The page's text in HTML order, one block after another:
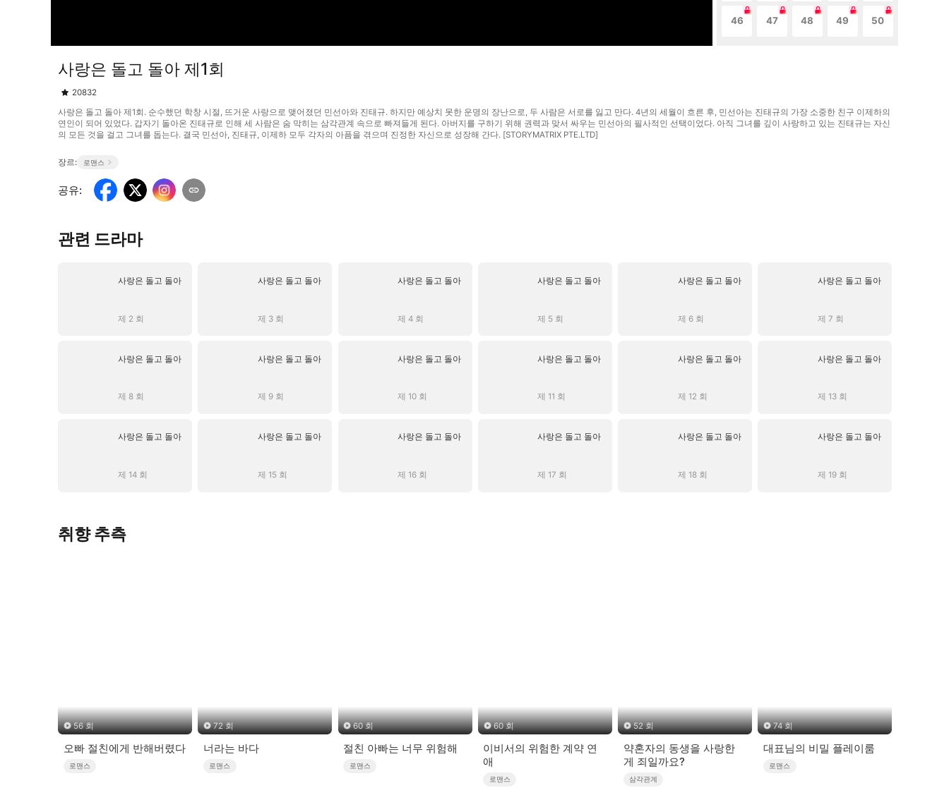
46 47 48 49 50
사랑은 돌고 돌아 제1회
20832
사랑은 돌고 돌아 제1회. 순수했던 학창 시절, 뜨거운 사랑으로 맺어졌던 민선아와 진태규. 하지만 예상치 못한 운명의 장난으로, 두 사람은 서로를 잃고 만다. 4년의 세월이 흐른 후, 민선아는 진태규의 가장 소중한 친구 이제하의
연인이 되어 있었다. 갑자기 돌아온 진태규로 인해 세 사람은 숨 막히는 삼각관계 속으로 빠져들게 된다. 아버지를 구하기 위해 권력과 맞서 싸우는 민선아의 필사적인 선택이었다. 아직 그녀를 깊이 사랑하고 있는 진태규는 자신
의 모든 것을 걸고 그녀를 돕는다. 결국 민선아, 진태규, 이제하 모두 각자의 아픔을 겪으며 진정한 자신으로 성장해 간다. [STORYMATRIX PTE.LTD]
장르: 로맨스
공유:
관련 드라마
사랑은 돌고 돌아
제 2 회
사랑은 돌고 돌아
제 3 회
사랑은 돌고 돌아
제 4 회
사랑은 돌고 돌아
제 5 회
사랑은 돌고 돌아
제 6 회
사랑은 돌고 돌아
제 7 회
사랑은 돌고 돌아
제 8 회
사랑은 돌고 돌아
제 9 회
사랑은 돌고 돌아
제 10 회
사랑은 돌고 돌아
제 11 회
사랑은 돌고 돌아
제 12 회
사랑은 돌고 돌아
제 13 회
사랑은 돌고 돌아
제 14 회
사랑은 돌고 돌아
제 15 회
사랑은 돌고 돌아
제 16 회
사랑은 돌고 돌아
제 17 회
사랑은 돌고 돌아
제 18 회
사랑은 돌고 돌아
제 19 회
취향 추측
56 회
오빠 절친에게 반해버렸다
로맨스
72 회
너라는 바다
로맨스
60 회
절친 아빠는 너무 위험해
로맨스
60 회
이비서의 위험한 계약 연
애
로맨스
52 회
약혼자의 동생을 사랑한
게 죄일까요?
삼각관계
74 회
대표님의 비밀 플레이룸
로맨스